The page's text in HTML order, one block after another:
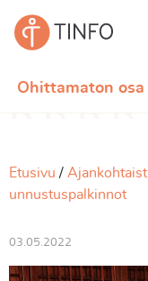
Ohittamaton
Etusivu
unnustuspalkinnot
03.05.2022